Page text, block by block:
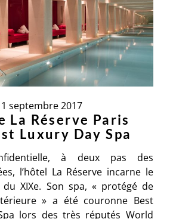
septembre 2017
La Réserve Paris
Luxury Day Spa
à deux pas des
l’hôtel La Réserve incarne le
XIXe. Son spa, « protégé de
» a été couronne Best
lors des très réputés World